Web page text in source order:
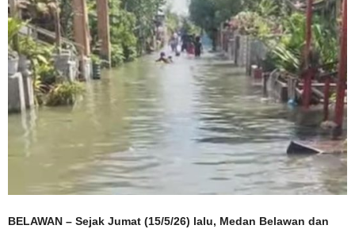
BELAWAN – Sejak Jumat (15/5/26) lalu, Medan Belawan dan